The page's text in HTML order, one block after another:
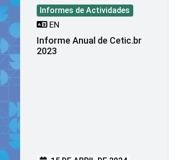
Informes de Actividades
EN
Informe Anual de Cetic.br
2023